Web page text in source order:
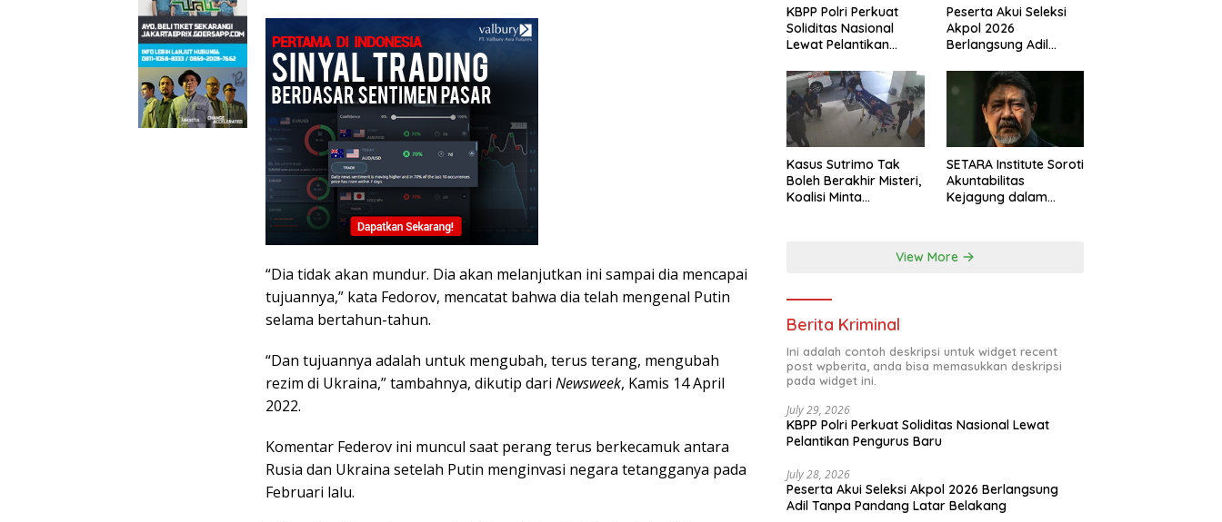
“Dia tidak akan mundur. Dia akan melanjutkan ini sampai dia mencapai
tujuannya,” kata Fedorov, mencatat bahwa dia telah mengenal Putin
selama bertahun-tahun.
“Dan tujuannya adalah untuk mengubah, terus terang, mengubah
rezim di Ukraina,” tambahnya, dikutip dari Newsweek, Kamis 14 April
2022.
Komentar Federov ini muncul saat perang terus berkecamuk antara
Rusia dan Ukraina setelah Putin menginvasi negara tetangganya pada
Februari lalu.
KBPP Polri Perkuat
Soliditas Nasional
Lewat Pelantikan
Peserta Akui Seleksi
Akpol 2026
Berlangsung Adil
Belakang
Kasus Sutrimo Tak
Boleh Berakhir Misteri,
Koalisi Minta
SETARA Institute Soroti
Akuntabilitas
Kejagung dalam
View More
Berita Kriminal
Ini adalah contoh deskripsi untuk widget recent
post wpberita, anda bisa memasukkan deskripsi
pada widget ini.
July 29, 2026
KBPP Polri Perkuat Soliditas Nasional Lewat
Pelantikan Pengurus Baru
July 28, 2026
Peserta Akui Seleksi Akpol 2026 Berlangsung
Adil Tanpa Pandang Latar Belakang